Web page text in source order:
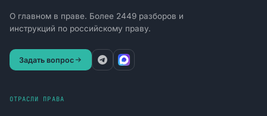
О главном в праве. Более 2449 разборов и
инструкций по российскому праву.
Задать вопрос
ОТРАСЛИ ПРАВА